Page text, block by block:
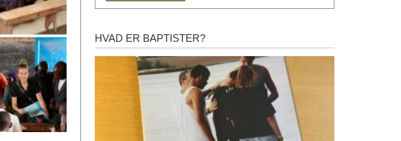
Hvad
er
baptister?
HVAD ER BAPTISTER?